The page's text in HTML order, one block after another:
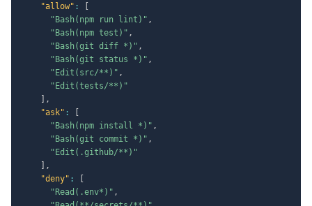
"allow" :
"Bash(npm run lint)" ,
"Bash(npm test)" ,
"Bash(git diff *)" ,
"Bash(git status *)" ,
"Edit(src/**)" ,
"Edit(tests/**)"
,
"ask" :
"Bash(npm install *)" ,
"Bash(git commit *)" ,
"Edit(.github/**)"
,
"deny" :
"Read(.env*)" ,